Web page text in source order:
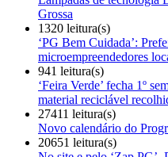
Grossa
1320 leitura(s)
‘PG Bem Cuidada’:
microempreendedores
941 leitura(s)
‘Feira Verde’ fecha 1º
material reciclável
27411 leitura(s)
Novo calendário do
20651 leitura(s)